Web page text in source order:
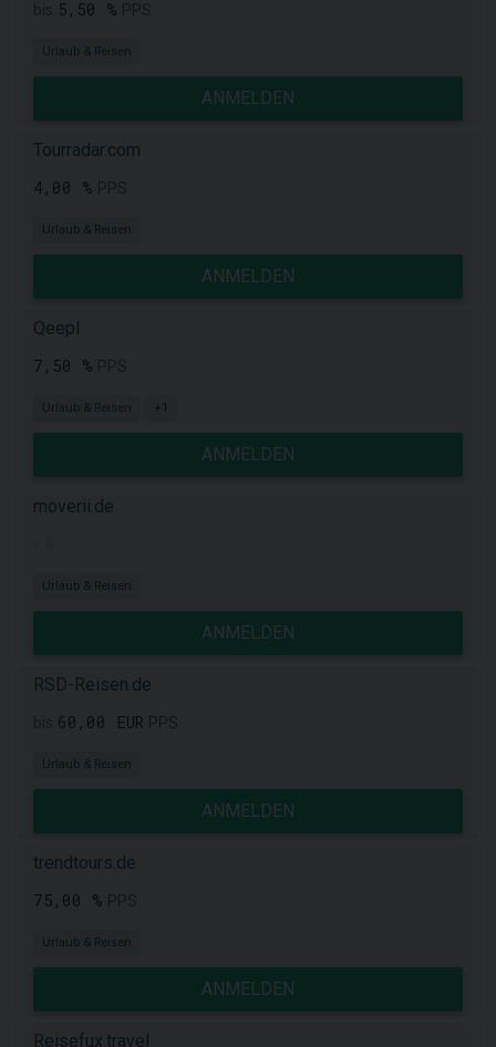
5,50 %
Urlaub & Reisen
ANMELDEN
Tourradar.com
4,00 %
Urlaub & Reisen
ANMELDEN
Qeepl
7,50 %
Urlaub & Reisen +1
ANMELDEN
moverii.de
Urlaub & Reisen
ANMELDEN
RSD-Reisen.de
60,00 EUR
Urlaub & Reisen
ANMELDEN
trendtours.de
75,00 %
Urlaub & Reisen
ANMELDEN
Reisefux.travel